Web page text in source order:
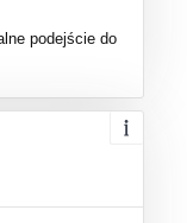
podejście do